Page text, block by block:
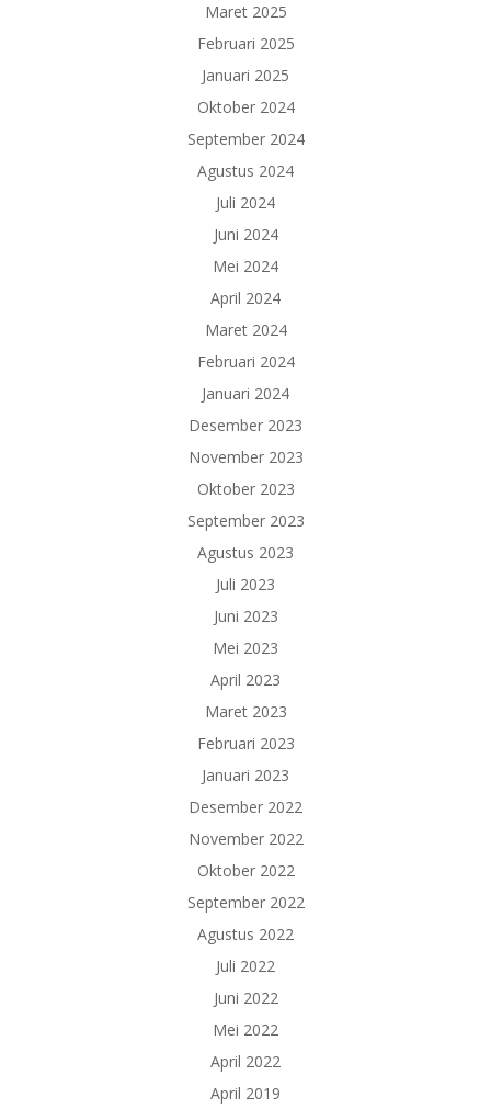
Maret 2025
Februari 2025
Januari 2025
Oktober 2024
September 2024
Agustus 2024
Juli 2024
Juni 2024
Mei 2024
April 2024
Maret 2024
Februari 2024
Januari 2024
Desember 2023
November 2023
Oktober 2023
September 2023
Agustus 2023
Juli 2023
Juni 2023
Mei 2023
April 2023
Maret 2023
Februari 2023
Januari 2023
Desember 2022
November 2022
Oktober 2022
September 2022
Agustus 2022
Juli 2022
Juni 2022
Mei 2022
April 2022
April 2019